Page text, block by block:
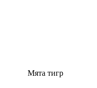
Мята тигр